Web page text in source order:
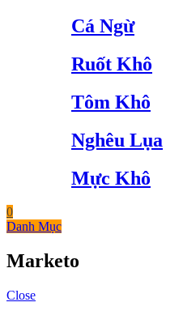
Cá Ngừ
Ruốt Khô
Tôm Khô
Nghêu Lụa
Mực Khô
0
Danh Mục
Marketo
Close